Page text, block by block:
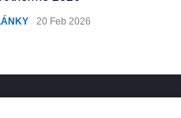
20 Feb 2026